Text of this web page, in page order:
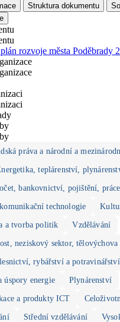
Struktura dokumentu
rozvoje města Poděbrady
práva a národní a
teplárenství,
bankovnictví, pojištění, práce
technologie
a tvorba politik Vzdělávání
neziskový sektor, tělovýchova
rybářství a potravinářství
úspory energie Plynárenství
a produkty ICT
Střední vzdělávání